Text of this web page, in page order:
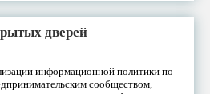
дверей
информационной политики по
сообществом,